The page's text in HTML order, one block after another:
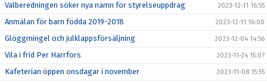
Valberedningen söker nya namn för styrelseuppdrag 2023-12-11 16:55
Anmälan för barn födda 2019-2018 2023-12-11 16:00
Glöggmingel och julklappsförsäljning 2023-12-04 14:56
Vila i frid Per Harrfors 2023-11-24 15:07
Kafeterian öppen onsdagar i november 2023-11-08 15:55